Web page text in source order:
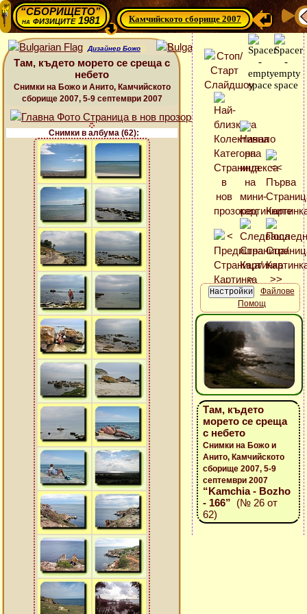
“СБОРИЩЕТО”
нафизиците 1981 Камчийското сборище 2007
Дизайнер Божо
Там, където морето се среща с
небето
Снимки на Божо и Анито, Камчийското
сборище 2007, 5-9 септември 2007
Снимки в албума (62):
Файлове
Помощ
Там, където
морето се среща
с небето
Снимки на Божо и
Анито, Камчийското
сборище 2007, 5-9
септември 2007
“Kamchia - Bozho
- 166” (№ 26 от
62)